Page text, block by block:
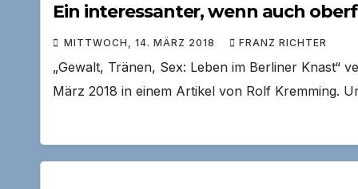
Ein interessanter, wenn auch
MITTWOCH, 14. MÄRZ 2018 FRANZ RICHTER
„Gewalt, Tränen, Sex: Leben im Berliner Knast“
März 2018 in einem Artikel von Rolf Kremming.